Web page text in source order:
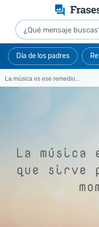
Día de los padres
La música es ese remedio...